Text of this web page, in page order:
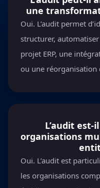
une
Oui. L’audit permet
structurer,
projet ERP, une
ou une réorganisation
L’audit est-
organisations
Oui. L’audit est
les organisations